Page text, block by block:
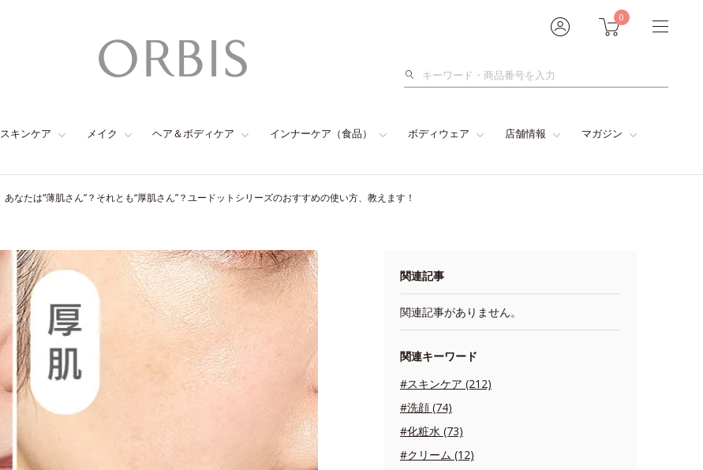
0
検
スキンケア メイク ヘア＆ボディケア インナーケア（食品） ボディウェア 店舗情報 マガジン
あなたは“薄肌さん”？それとも“厚肌さん”？ユードットシリーズのおすすめの使い方、教えます！
関連記事
関連記事がありません。
関連キーワード
#スキンケア (212)
#洗顔 (74)
#化粧水 (73)
#クリーム (12)